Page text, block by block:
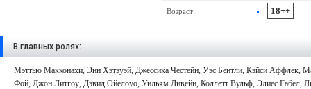
Возраст 18++
В главных ролях:
Мэттью Макконахи, Энн Хэтэуэй, Джессика Честейн, Уэс Бентли, Кэйси Аффлек,
Фой, Джон Литгоу, Дэвид Ойелоуо, Уильям Дивейн, Коллетт Вульф, Элиес Габел,